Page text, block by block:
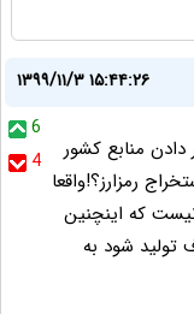
۱۳۹۹/۱۱/۳ ۱۵:۴۴:۲۶
6
4
دادن منابع کشور
رمزارز؟!واقعا
که اینچنین
تولید شود به